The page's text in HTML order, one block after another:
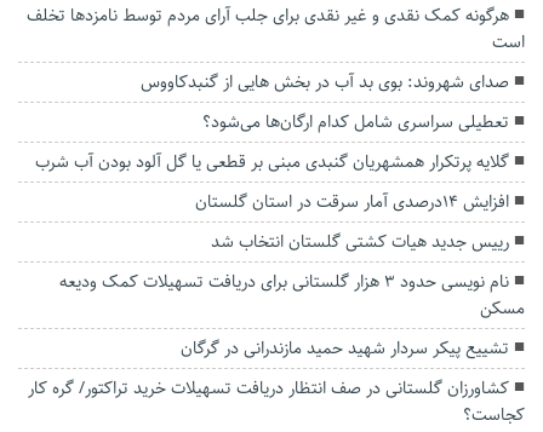
هرگونه کمک نقدی و غیر نقدی برای جلب آرای مردم توسط نامزد‌ها تخلف
است
صدای شهروند: بوی بد آب در بخش هایی از گنبدکاووس
تعطیلی سراسری شامل کدام ارگان‌ها می‌شود؟
گلایه پرتکرار همشهریان گنبدی مبنی بر قطعی یا گل آلود بودن آب شرب
افزایش ۱۴درصدی آمار سرقت در استان گلستان
رییس جدید هیات کشتی گلستان‌ انتخاب شد
نام نویسی حدود ۳ هزار گلستانی برای دریافت تسهیلات کمک ودیعه
مسکن
تشییع پیکر سردار شهید حمید مازندرانی در گرگان
کشاورزان گلستانی در صف انتظار دریافت تسهیلات خرید تراکتور/ گره کار
کجاست؟